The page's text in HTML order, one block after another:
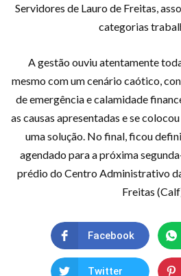
Servidores de Lauro de Freitas,
categorias
A gestão ouviu atentamente
mesmo com um cenário caótico,
de emergência e calamidade
as causas apresentadas e se
uma solução. No final, ficou
agendado para a próxima
prédio do Centro Administrativo
Freitas
Facebook
Twitter